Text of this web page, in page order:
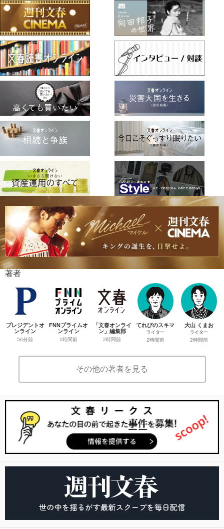
著者
プレジデントオ
ンライン
56分前
FNNプライムオ
ンライン
1時間前
「文春オンライ
ン」編集部
2時間前
てれびのスキマ
ライター
2時間前
大山 くまお
ライター
2時間前
その他の著者を見る